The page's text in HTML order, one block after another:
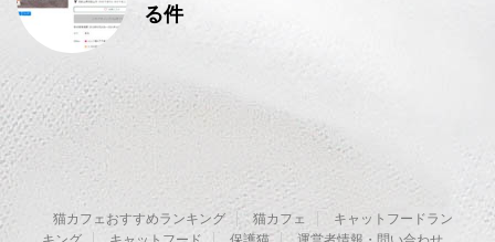
る件
猫カフェおすすめランキング 猫カフェ
キャットフードラン